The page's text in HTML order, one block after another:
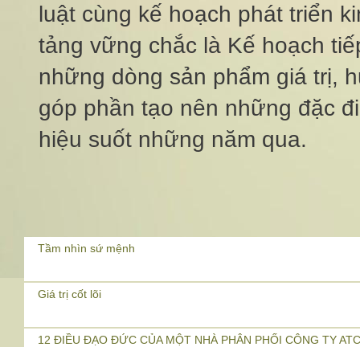
luật cùng kế hoạch phát triển
tảng vững chắc là Kế hoạch
những dòng sản phẩm giá trị,
góp phần tạo nên những đặc
hiệu suốt những năm qua.
Tầm nhìn sứ mệnh
Giá trị cốt lõi
12 ĐIỀU ĐẠO ĐỨC CỦA MỘT NHÀ PHÂN PHỐI CÔNG TY ATC